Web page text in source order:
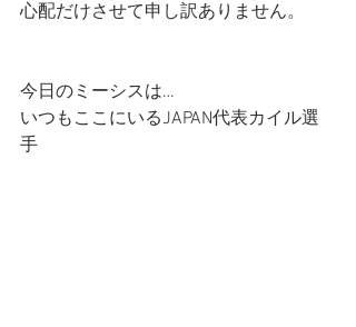
心配だけさせて申し訳ありません。
今日のミーシスは…
いつもここにいるJAPAN代表カイル選
手